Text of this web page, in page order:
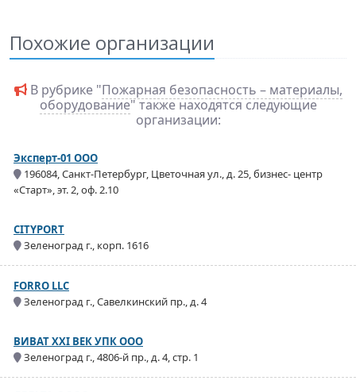
Похожие организации
В рубрике "Пожарная безопасность – материалы,
оборудование" также находятся следующие
организации:
Эксперт-01 ООО
196084, Санкт-Петербург, Цветочная ул., д. 25, бизнес- центр
«Старт», эт. 2, оф. 2.10
CITYPORT
Зеленоград г., корп. 1616
FORRO LLC
Зеленоград г., Савелкинский пр., д. 4
ВИВАТ XXI ВЕК УПК ООО
Зеленоград г., 4806-й пр., д. 4, стр. 1